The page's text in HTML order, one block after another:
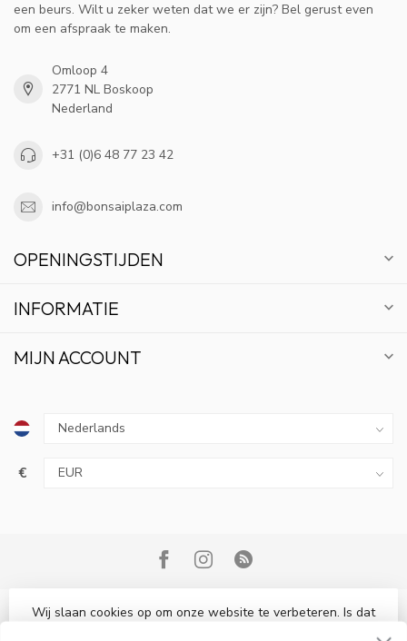
een beurs. Wilt u zeker weten dat we er zijn? Bel gerust even
om een afspraak te maken.
Omloop 4
2771 NL Boskoop
Nederland
+31 (0)6 48 77 23 42
info@bonsaiplaza.com
OPENINGSTIJDEN
INFORMATIE
MIJN ACCOUNT
€
Wij slaan cookies op om onze website te verbeteren. Is dat
10% KORTING